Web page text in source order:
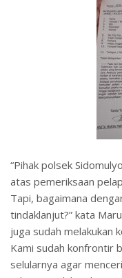
“Pihak polsek
atas pemeriksaan
Tapi, bagaimana
tindaklanjut?” kata
juga sudah melakukan
Kami sudah konfrontir
selularnya agar